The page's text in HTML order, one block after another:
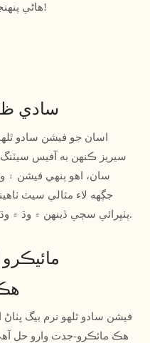
هاڻي پنهنجو حاصل ڪريو!
سادي
سيريز ڪنهن به آفيس
سان، اهو ٻنهي فيشن ۽
جڳهه لاء مثالي سيٽ
پٺڀرائي سڄي ڏينهن ۾ وڌ ۾ وڌ آرام ۽ سپورٽ کي يقيني بڻائي ٿي.
هڪ مائڪرو-جدت وارو حل